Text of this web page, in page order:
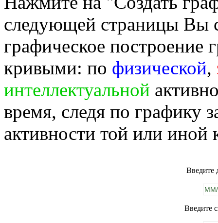
следующей страницы Вы
графическое построение
кривыми: по физической,
интеллектуальной
время, следя по графику
активности той или иной
Введите
Введите